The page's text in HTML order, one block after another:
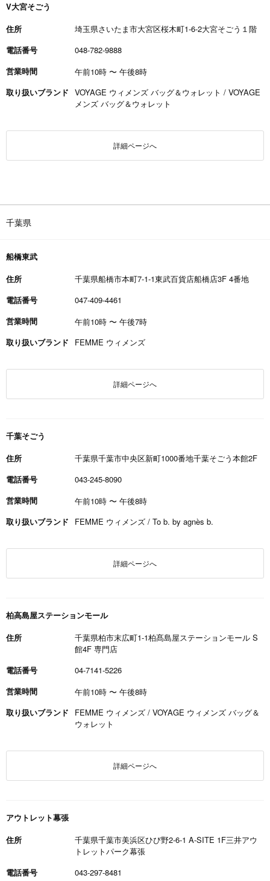
V大宮そごう
住所
埼玉県さいたま市大宮区桜木町1-6-2大宮そごう１階
電話番号
048-782-9888
営業時間
午前10時 〜 午後8時
取り扱いブランド VOYAGE ウィメンズ バッグ＆ウォレット / VOYAGE
メンズ バッグ＆ウォレット
詳細ページへ
千葉県
船橋東武
住所
千葉県船橋市本町7-1-1東武百貨店船橋店3F 4番地
電話番号
047-409-4461
営業時間
午前10時 〜 午後7時
取り扱いブランド
FEMME ウィメンズ
詳細ページへ
千葉そごう
住所
千葉県千葉市中央区新町1000番地千葉そごう本館2F
電話番号
043-245-8090
営業時間
午前10時 〜 午後8時
取り扱いブランド
FEMME ウィメンズ / To b. by agnès b.
詳細ページへ
柏高島屋ステーションモール
住所
千葉県柏市末広町1-1柏髙島屋ステーションモール S
館4F 専門店
電話番号
04-7141-5226
営業時間
午前10時 〜 午後8時
取り扱いブランド
FEMME ウィメンズ / VOYAGE ウィメンズ バッグ＆
ウォレット
詳細ページへ
アウトレット幕張
住所
千葉県千葉市美浜区ひび野2-6-1 A-SITE 1F三井アウ
トレットパーク幕張
電話番号
043-297-8481